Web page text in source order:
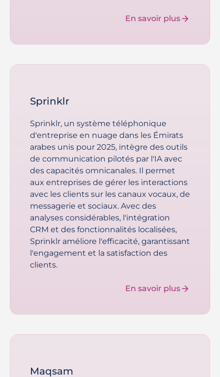
En savoir plus
Sprinklr
Sprinklr, un système téléphonique
d'entreprise en nuage dans les Émirats
arabes unis pour 2025, intègre des outils
de communication pilotés par l'IA avec
des capacités omnicanales. Il permet
aux entreprises de gérer les interactions
avec les clients sur les canaux vocaux, de
messagerie et sociaux. Avec des
analyses considérables, l'intégration
CRM et des fonctionnalités localisées,
Sprinklr améliore l'efficacité, garantissant
l'engagement et la satisfaction des
clients.
En savoir plus
Maqsam